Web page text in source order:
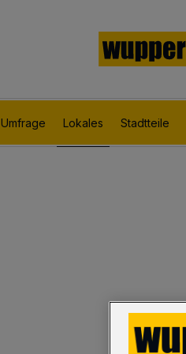
Umfrage Lokales Stadtteile